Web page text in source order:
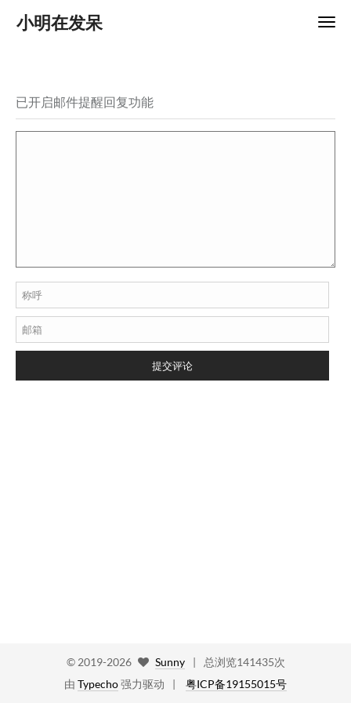
小明在发呆
已开启邮件提醒回复功能
称呼
邮箱
提交评论
© 2019-2026 Sunny |
总浏览141435次
由 Typecho强力驱动 粤ICP备19155015号